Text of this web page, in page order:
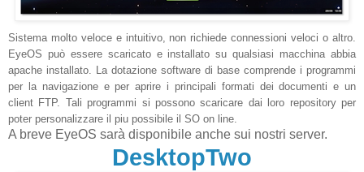
Sistema molto veloce e intuitivo, non richiede connessioni veloci o altro.
EyeOS può essere scaricato e installato su qualsiasi macchina abbia
apache installato. La dotazione software di base comprende i programmi
per la navigazione e per aprire i principali formati dei documenti e un
client FTP. Tali programmi si possono scaricare dai loro repository per
poter personalizzare il piu possibile il SO on line.
A breve EyeOS sarà disponibile anche sui nostri server.
DesktopTwo